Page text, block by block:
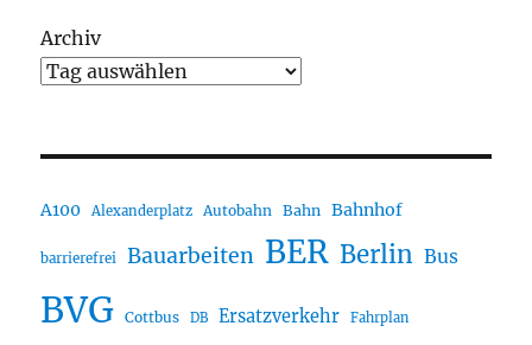
Archiv
A100 Alexanderplatz Autobahn Bahn Bahnhof
barrierefrei Bauarbeiten BER Berlin Bus
BVG Cottbus DB Ersatzverkehr Fahrplan